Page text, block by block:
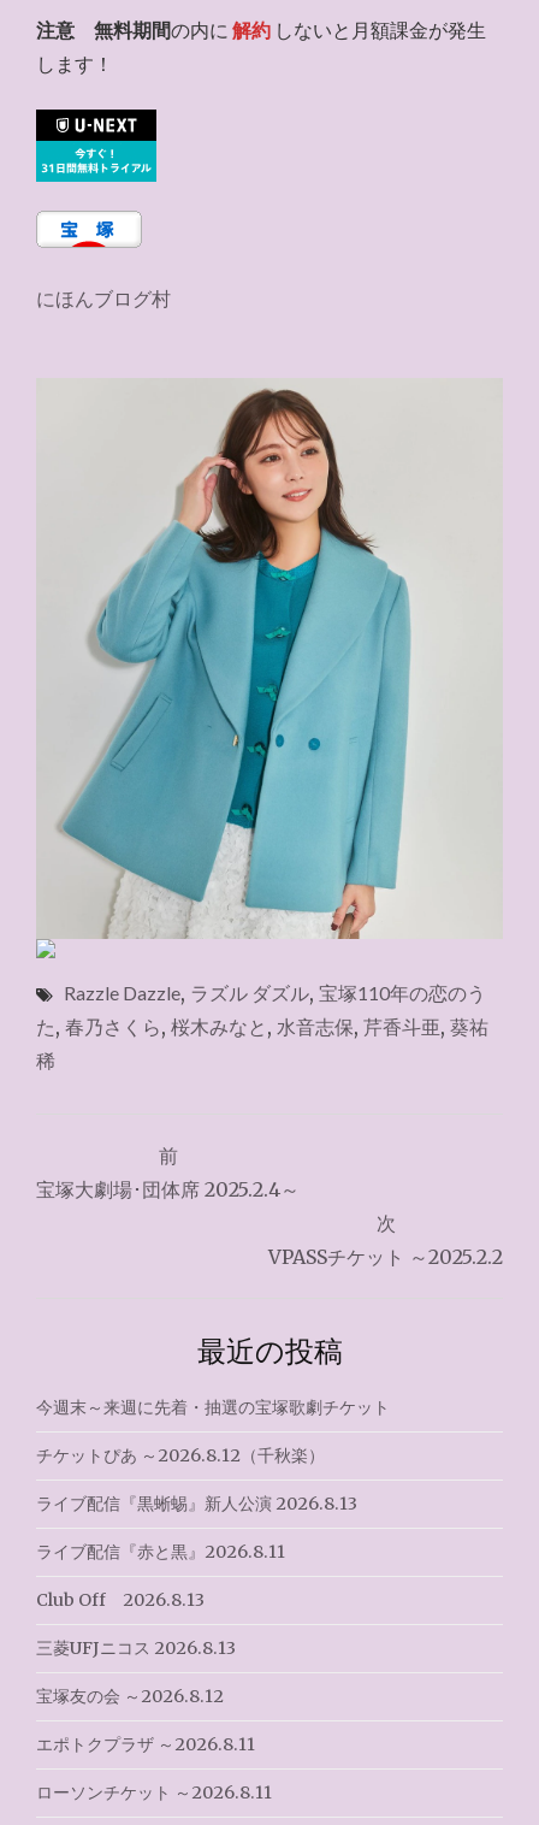
注意 無料期間の内に 解約 しないと月額課金が発生
します！
にほんブログ村
Razzle Dazzle, ラズル ダズル, 宝塚110年の恋のう
た, 春乃さくら, 桜木みなと , 水音志保, 芹香斗亜, 葵祐
稀
稿
シ
ョ
ン
前
宝塚大劇場･団体席 2025.2.4～
次
VPASSチケット ～2025.2.2
最近の投稿
今週末～来週に先着・抽選の宝塚歌劇チケット
チケットぴあ ～2026.8.12（千秋楽）
ライブ配信『黒蜥蜴』新人公演 2026.8.13
ライブ配信『赤と黒』2026.8.11
Club Off 2026.8.13
三菱UFJニコス 2026.8.13
宝塚友の会 ～2026.8.12
エポトクプラザ ～2026.8.11
ローソンチケット ～2026.8.11